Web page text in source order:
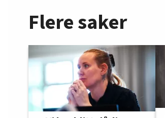
Flere saker